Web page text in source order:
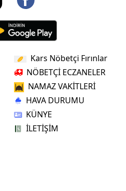
Kars Nöbetçi Fırınlar
NÖBETÇİ ECZANELER
NAMAZ VAKİTLERİ
HAVA DURUMU
KÜNYE
İLETİŞİM